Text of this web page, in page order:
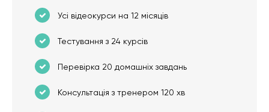
Усі відеокурси на 12 місяців
Тестування з 24 курсів
Перевірка 20 домашніх завдань
Консультація з тренером 120 хв